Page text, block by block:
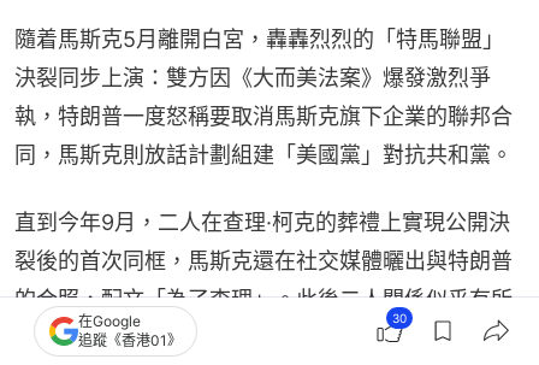
隨着馬斯克5月離開白宮，轟轟烈烈的「特馬聯盟」
決裂同步上演：雙方因《大而美法案》爆發激烈爭
執，特朗普一度怒稱要取消馬斯克旗下企業的聯邦合
同，馬斯克則放話計劃組建「美國黨」對抗共和黨。
直到今年9月，二人在查理·柯克的葬禮上實現公開決
裂後的首次同框，馬斯克還在社交媒體曬出與特朗普
的合照，配文「為了查理」。此後二人關係似乎有所
修復，11月馬斯克還到訪白宮，出席了與沙特王儲的
在Google
追蹤《香港01》
30